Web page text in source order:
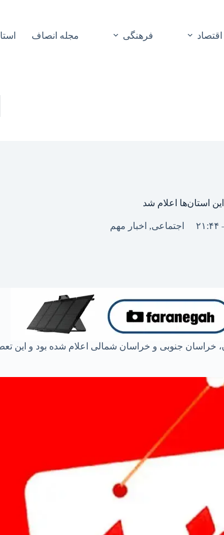
اقتصاد فرهنگی مجله انصاف
استان‌ها اعلام شد
اجتماعی, اخبار مهم
جنوبی و خراسان شمالی اعلام شده بود و این